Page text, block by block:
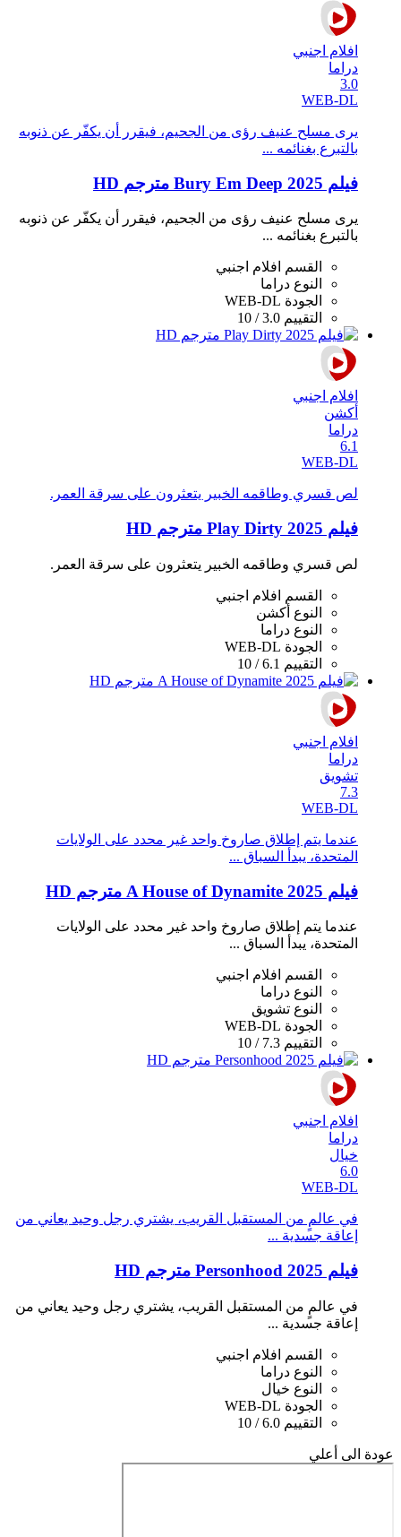
افلام اجنبي
دراما
3.0
WEB-DL
يرى مسلح عنيف رؤى من الجحيم، فيقرر أن يكفّر عن ذنوبه
بالتبرع بغنائمه ...
فيلم Bury Em Deep 2025 مترجم HD
يرى مسلح عنيف رؤى من الجحيم، فيقرر أن يكفّر عن ذنوبه
بالتبرع بغنائمه ...
القسم
افلام اجنبي
النوع دراما
الجودة WEB-DL
التقييم 3.0 / 10
افلام اجنبي
أكشن
دراما
6.1
WEB-DL
لص قسري وطاقمه الخبير يتعثرون على سرقة العمر.
فيلم Play Dirty 2025 مترجم HD
لص قسري وطاقمه الخبير يتعثرون على سرقة العمر.
القسم
افلام اجنبي
النوع أكشن
النوع دراما
الجودة WEB-DL
التقييم 6.1 / 10
افلام اجنبي
دراما
تشويق
7.3
WEB-DL
عندما يتم إطلاق صاروخ واحد غير محدد على الولايات
المتحدة، يبدأ السباق ...
فيلم A House of Dynamite 2025 مترجم HD
عندما يتم إطلاق صاروخ واحد غير محدد على الولايات
المتحدة، يبدأ السباق ...
القسم
افلام اجنبي
النوع دراما
النوع تشويق
الجودة WEB-DL
التقييم 7.3 / 10
افلام اجنبي
دراما
خيال
6.0
WEB-DL
في عالمٍ من المستقبل القريب، يشتري رجل وحيد يعاني من
إعاقة جسدية ...
فيلم Personhood 2025 مترجم HD
في عالمٍ من المستقبل القريب، يشتري رجل وحيد يعاني من
إعاقة جسدية ...
القسم
افلام اجنبي
النوع دراما
النوع خيال
الجودة WEB-DL
التقييم 6.0 / 10
عودة الى أعلي